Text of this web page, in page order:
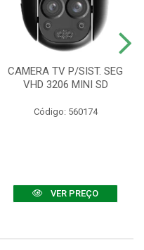
CAMERA TV P/SIST. SEG
VHD 3206 MINI SD
Código: 560174
VER PREÇO